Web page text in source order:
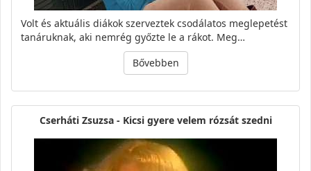
Volt és aktuális diákok szerveztek csodálatos meglepetést
tanáruknak, aki nemrég győzte le a rákot. Meg…
Bővebben
Cserháti Zsuzsa - Kicsi gyere velem rózsát szedni